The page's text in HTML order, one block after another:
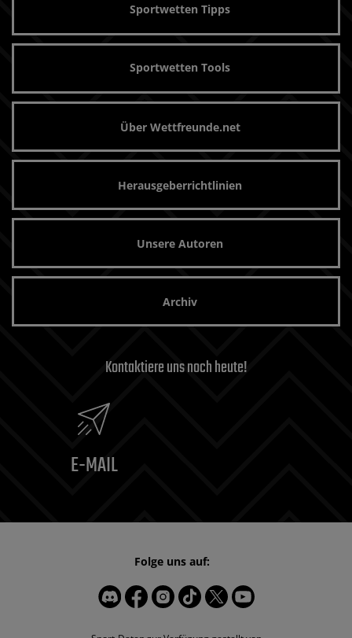
Sportwetten Tipps
Sportwetten Tools
Über Wettfreunde.net
Herausgeberrichtlinien
Unsere Autoren
Archiv
Kontaktiere uns noch heute!
E-MAIL
Folge uns auf: